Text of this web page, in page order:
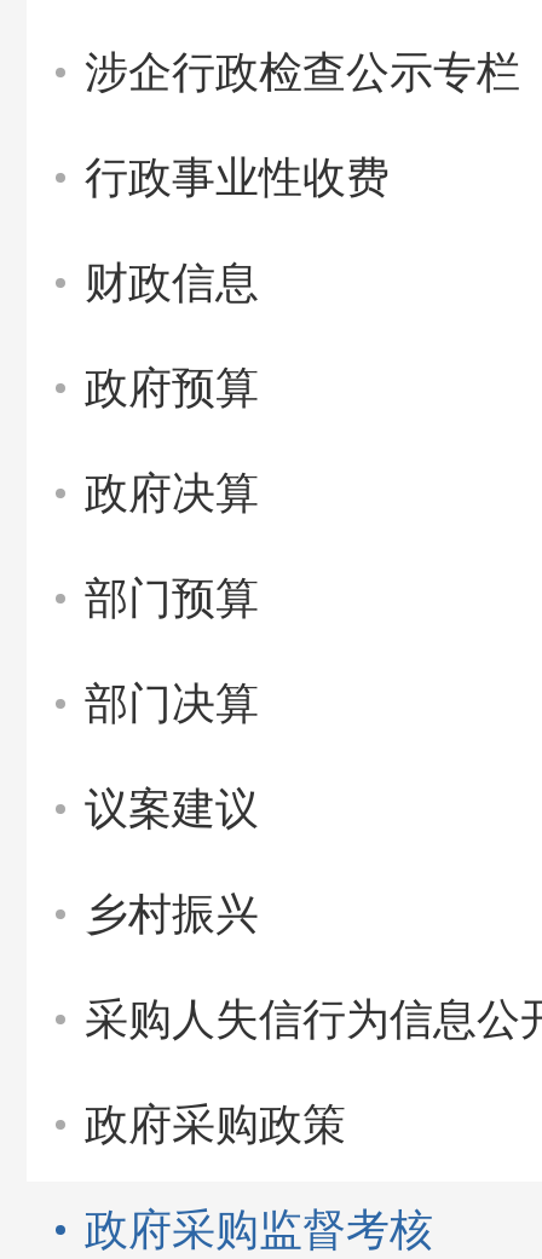
涉企行政检查公示专栏
行政事业性收费
财政信息
政府预算
政府决算
部门预算
部门决算
议案建议
乡村振兴
采购人失信行为信息公
政府采购政策
政府采购监督考核